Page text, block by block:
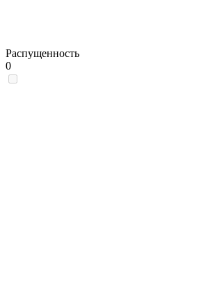
Распущенность
0